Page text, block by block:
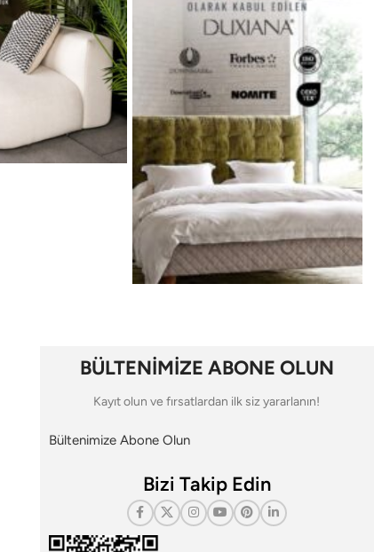
BÜLTENİMİZE ABONE OLUN
Kayıt olun ve fırsatlardan ilk siz yararlanın!
Bültenimize Abone Olun
Bizi Takip Edin